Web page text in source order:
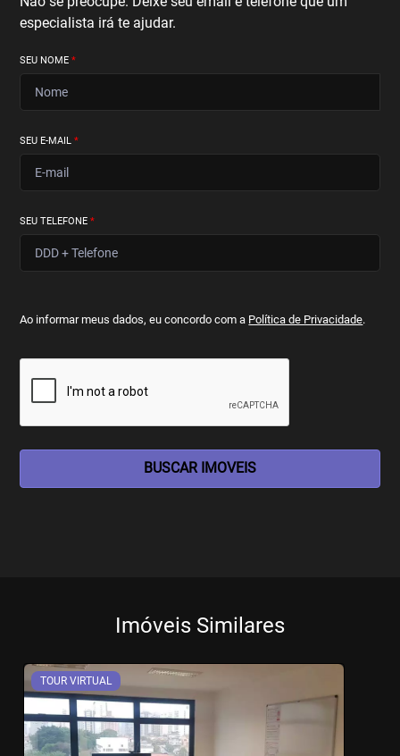
especialista irá te ajudar.
SEU NOME*
SEU E-MAIL*
SEU TELEFONE*
Ao informar meus dados, eu concordo com a Política de Privacidade.
BUSCAR IMOVEIS
Imóveis Similares
TOUR VIRTUAL